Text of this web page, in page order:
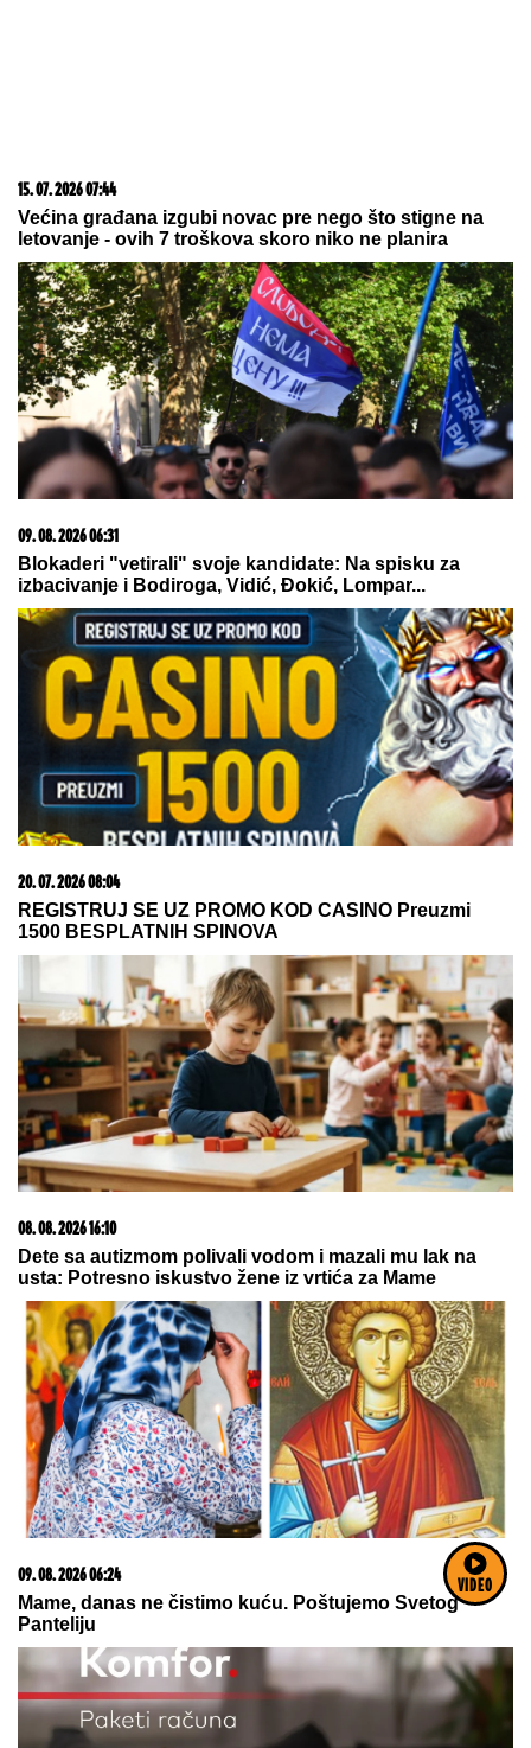
VIDEO
15. 07. 2026 07:44
Većina građana izgubi novac pre nego što stigne na
letovanje - ovih 7 troškova skoro niko ne planira
09. 08. 2026 06:31
Blokaderi "vetirali" svoje kandidate: Na spisku za
izbacivanje i Bodiroga, Vidić, Đokić, Lompar...
20. 07. 2026 08:04
REGISTRUJ SE UZ PROMO KOD CASINO Preuzmi
1500 BESPLATNIH SPINOVA
08. 08. 2026 16:10
Dete sa autizmom polivali vodom i mazali mu lak na
usta: Potresno iskustvo žene iz vrtića za Mame
09. 08. 2026 06:24
Mame, danas ne čistimo kuću. Poštujemo Svetog
Panteliju